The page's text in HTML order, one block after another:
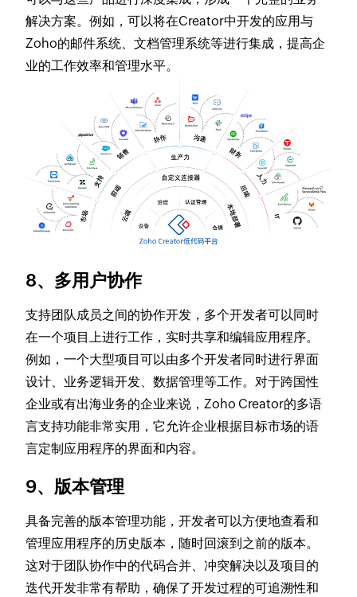
解决方案。例如，可以将在Creator中开发的应用与
Zoho的邮件系统、文档管理系统等进行集成，提高企
业的工作效率和管理水平。
8、多用户协作
支持团队成员之间的协作开发，多个开发者可以同时
在一个项目上进行工作，实时共享和编辑应用程序。
例如，一个大型项目可以由多个开发者同时进行界面
设计、业务逻辑开发、数据管理等工作。对于跨国性
企业或有出海业务的企业来说，Zoho Creator的多语
言支持功能非常实用，它允许企业根据目标市场的语
言定制应用程序的界面和内容。
9、版本管理
具备完善的版本管理功能，开发者可以方便地查看和
管理应用程序的历史版本，随时回滚到之前的版本。
这对于团队协作中的代码合并、冲突解决以及项目的
迭代开发非常有帮助，确保了开发过程的可追溯性和